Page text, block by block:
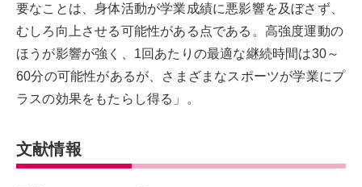
要なことは、身体活動が学業成績に悪影響を及ぼさず、
むしろ向上させる可能性がある点である。高強度運動の
ほうが影響が強く、1回あたりの最適な継続時間は30～
60分の可能性があるが、さまざまなスポーツが学業にプ
ラスの効果をもたらし得る」。
文献情報